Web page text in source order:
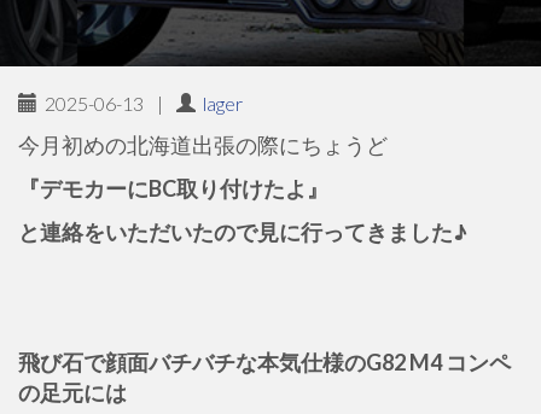
2025-06-13 | lager
今月初めの北海道出張の際にちょうど
『デモカーにBC取り付けたよ』
と連絡をいただいたので見に行ってきました♪
飛び石で顔面バチバチな本気仕様のG82 M4 コンペ
の足元には